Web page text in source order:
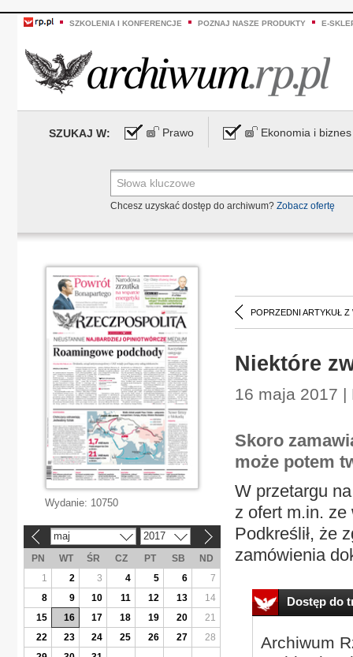
SZKOLENIA I KONFERENCJE POZNAJ NASZE PRODUKTY E-
SZUKAJ W: Prawo Ekonomia i biznes
Chcesz uzyskać dostęp do archiwum? Zobacz ofertę
POPRZEDNI ARTYKUŁ Z
Niektóre
16 maja 2017 |
Skoro
może potem
W przetargu
z ofert m.in.
Podkreślił, że
zamówienia
Dostęp do
Archiwum
Wydanie: 10750
maj 2017
PN WT ŚR CZ PT SB
ND
1
2 3 4 5 6
7
8
9 10 11 12 13
14
15
16 17 18 19 20
21
22
23 24 25 26 27
28